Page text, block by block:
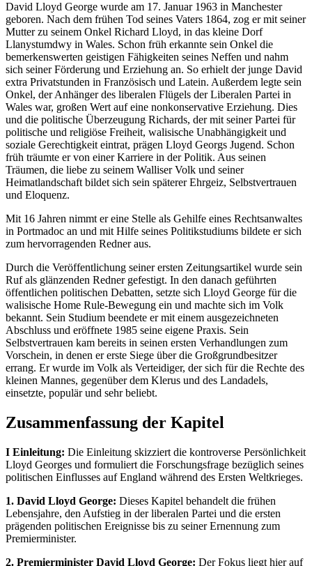
David Lloyd George wurde am 17. Januar 1963 in Manchester
geboren. Nach dem frühen Tod seines Vaters 1864, zog er mit seiner
Mutter zu seinem Onkel Richard Lloyd, in das kleine Dorf
Llanystumdwy in Wales. Schon früh erkannte sein Onkel die
bemerkenswerten geistigen Fähigkeiten seines Neffen und nahm
sich seiner Förderung und Erziehung an. So erhielt der junge David
extra Privatstunden in Französisch und Latein. Außerdem legte sein
Onkel, der Anhänger des liberalen Flügels der Liberalen Partei in
Wales war, großen Wert auf eine nonkonservative Erziehung. Dies
und die politische Überzeugung Richards, der mit seiner Partei für
politische und religiöse Freiheit, walisische Unabhängigkeit und
soziale Gerechtigkeit eintrat, prägen Lloyd Georgs Jugend. Schon
früh träumte er von einer Karriere in der Politik. Aus seinen
Träumen, die liebe zu seinem Walliser Volk und seiner
Heimatlandschaft bildet sich sein späterer Ehrgeiz, Selbstvertrauen
und Eloquenz.
Mit 16 Jahren nimmt er eine Stelle als Gehilfe eines Rechtsanwaltes
in Portmadoc an und mit Hilfe seines Politikstudiums bildete er sich
zum hervorragenden Redner aus.
Durch die Veröffentlichung seiner ersten Zeitungsartikel wurde sein
Ruf als glänzenden Redner gefestigt. In den danach geführten
öffentlichen politischen Debatten, setzte sich Lloyd George für die
walisische Home Rule-Bewegung ein und machte sich im Volk
bekannt. Sein Studium beendete er mit einem ausgezeichneten
Abschluss und eröffnete 1985 seine eigene Praxis. Sein
Selbstvertrauen kam bereits in seinen ersten Verhandlungen zum
Vorschein, in denen er erste Siege über die Großgrundbesitzer
errang. Er wurde im Volk als Verteidiger, der sich für die Rechte des
kleinen Mannes, gegenüber dem Klerus und des Landadels,
einsetzte, populär und sehr beliebt.
Zusammenfassung der Kapitel
I Einleitung: Die Einleitung skizziert die kontroverse Persönlichkeit
Lloyd Georges und formuliert die Forschungsfrage bezüglich seines
politischen Einflusses auf England während des Ersten Weltkrieges.
1. David Lloyd George: Dieses Kapitel behandelt die frühen
Lebensjahre, den Aufstieg in der liberalen Partei und die ersten
prägenden politischen Ereignisse bis zu seiner Ernennung zum
Premierminister.
2. Premierminister David Lloyd George: Der Fokus liegt hier auf